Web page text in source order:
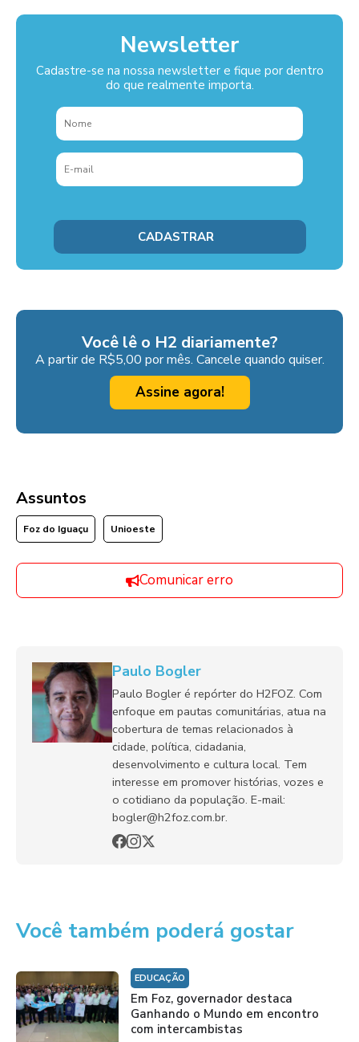
Newsletter
Cadastre-se na nossa newsletter e fique por dentro
do que realmente importa.
Você lê o H2 diariamente?
A partir de R$5,00 por mês. Cancele quando quiser.
Assine agora!
Assuntos
Foz do Iguaçu Unioeste
Comunicar erro
Paulo Bogler
Paulo Bogler é repórter do H2FOZ. Com
enfoque em pautas comunitárias, atua na
cobertura de temas relacionados à
cidade, política, cidadania,
desenvolvimento e cultura local. Tem
interesse em promover histórias, vozes e
o cotidiano da população. E-mail:
bogler@h2foz.com.br.
Você também poderá gostar
EDUCAÇÃO
Em Foz, governador destaca
Ganhando o Mundo em encontro
com intercambistas